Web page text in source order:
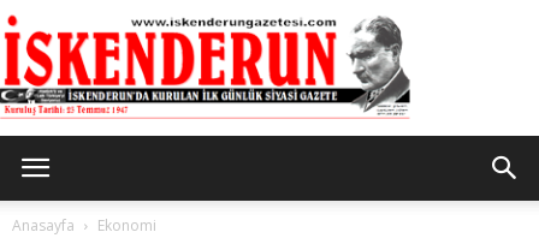
Anasayfa Ekonomi